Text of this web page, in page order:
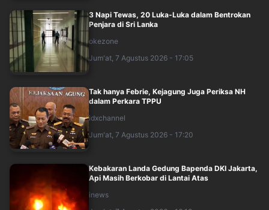
3 Napi Tewas, 20 Luka-Luka dalam Bentrokan
Penjara di Sri Lanka
okezone
Jum'at, 7 Agustus 2026 - 17:05
Tak hanya Febrie, Kejagung Juga Periksa NH
dalam Perkara TPPU
idxchannel
Jum'at, 7 Agustus 2026 - 17:20
Kebakaran Landa Gedung Bapenda DKI Jakarta,
Api Masih Berkobar di Lantai Atas
inews